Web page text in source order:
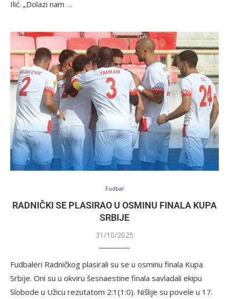
Ilić. „Dolazi nam …
Fudbal
RADNIČKI SE PLASIRAO U OSMINU FINALA KUPA
SRBIJE
31/10/2025
Fudbaleri Radničkog plasirali su se u osminu finala Kupa
Srbije. Oni su u okviru šesnaestine finala savladali ekipu
Slobode u Užicu rezutatom 2:1(1:0). Nišlije su povele u 17.